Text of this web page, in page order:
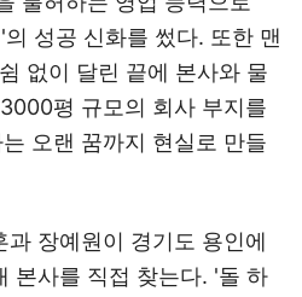
성공 신화를 썼다. 또한 맨
없이 달린 끝에 본사와 물
평 규모의 회사 부지를
오랜 꿈까지 현실로 만들
장예원이 경기도 용인에
본사를 직접 찾는다. '돌 하